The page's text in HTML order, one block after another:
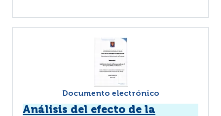
Documento electrónico
Análisis del efecto de la